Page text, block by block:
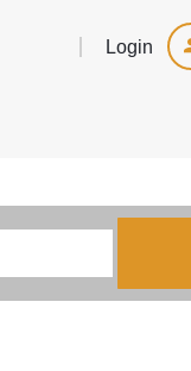
Login